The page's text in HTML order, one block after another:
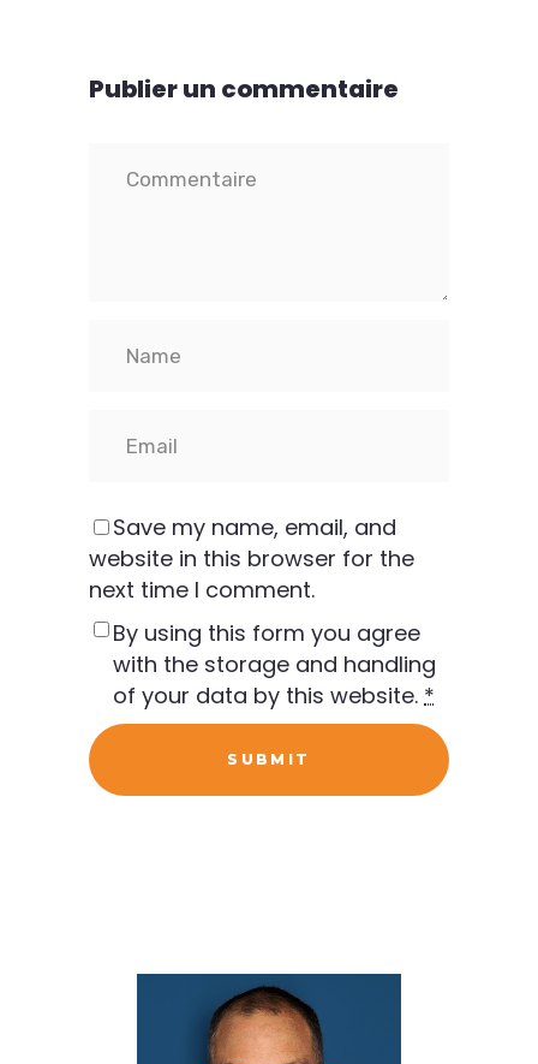
Publier un commentaire
Save my name, email, and
website in this browser for the
next time I comment.
By using this form you agree
with the storage and handling
of your data by this website. *